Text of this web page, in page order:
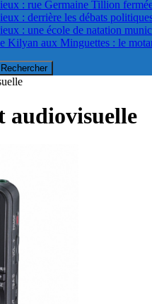
: rue Germaine Tillion
: derrière les débats
: une école de natation
Kilyan aux Minguettes : le
audiovisuelle